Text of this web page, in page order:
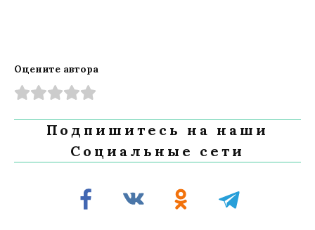
Оцените автора
Подпишитесь на наши
Социальные сети